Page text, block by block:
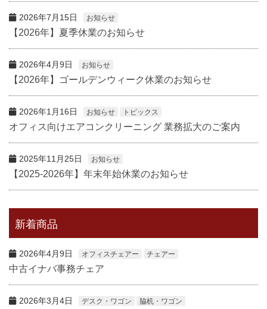
2026年7月15日 お知らせ
【2026年】夏季休業のお知らせ
2026年4月9日 お知らせ
【2026年】ゴールデンウィーク休業のお知らせ
2026年1月16日 お知らせ トピックス
オフィス向けエアコンクリーニング 業務拡大のご案内
2025年11月25日 お知らせ
【2025-2026年】年末年始休業のお知らせ
新着商品
2026年4月9日 オフィスチェアー チェアー
中古イナバ事務チェア
2026年3月4日 デスク・ワゴン 脇机・ワゴン